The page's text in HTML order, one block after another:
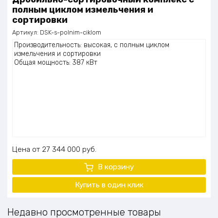
полным циклом измельчения и
сортировки
Артикул: DSK-s-polnim-ciklom
Производительность: высокая, с полным циклом
измельчения и сортировки
Общая мощность: 387 кВт
Цена 27 344 000 руб.
В корзину
Купить в один клик
Недавно просмотренные товары